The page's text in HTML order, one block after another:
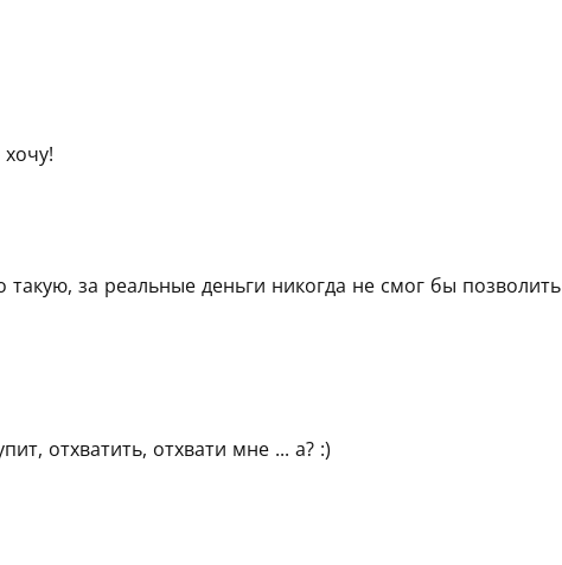
за реальные деньги никогда не смог бы позволить
отхватить, отхвати мне ... а? :)